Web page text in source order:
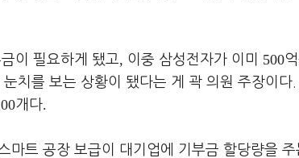
이 필요하게 됐고, 이중 삼성전자가 이미 500
치를 보는 상황이 됐다는 게 곽 의원 주장이다.
개다.
마트 공장 보급이 대기업에 기부금 할당량을 주